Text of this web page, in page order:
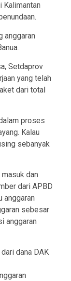
anggaran
Setdaprov
yang telah
dari total
proses
Kalau
sebanyak
dan
dari APBD
anggaran
sebesar
anggaran
dana DAK